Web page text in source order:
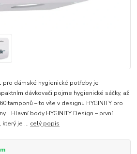
pro dámské hygienické potřeby je
dávkovači pojme hygienické sáčky, až
tamponů – to vše v designu HYGINITY pro
Hlavní body HYGINITY Design – první
je ... celý popis